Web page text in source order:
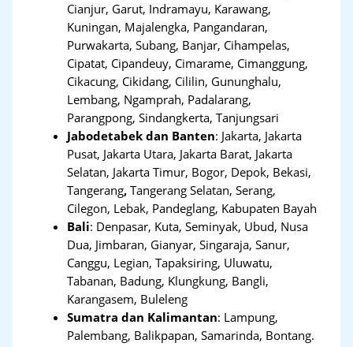
Cianjur, Garut, Indramayu, Karawang,
Kuningan, Majalengka, Pangandaran,
Purwakarta, Subang, Banjar, Cihampelas,
Cipatat, Cipandeuy, Cimarame, Cimanggung,
Cikacung, Cikidang, Cililin, Gununghalu,
Lembang, Ngamprah, Padalarang,
Parangpong, Sindangkerta, Tanjungsari
Jabodetabek dan Banten: Jakarta, Jakarta
Pusat, Jakarta Utara, Jakarta Barat, Jakarta
Selatan, Jakarta Timur, Bogor, Depok, Bekasi,
Tangerang,Tangerang Selatan, Serang,
Cilegon, Lebak, Pandeglang, Kabupaten Bayah
Bali: Denpasar, Kuta, Seminyak, Ubud, Nusa
Dua, Jimbaran, Gianyar, Singaraja, Sanur,
Canggu, Legian, Tapaksiring, Uluwatu,
Tabanan, Badung, Klungkung, Bangli,
Karangasem, Buleleng
Sumatra dan Kalimantan: Lampung,
Palembang, Balikpapan, Samarinda, Bontang.